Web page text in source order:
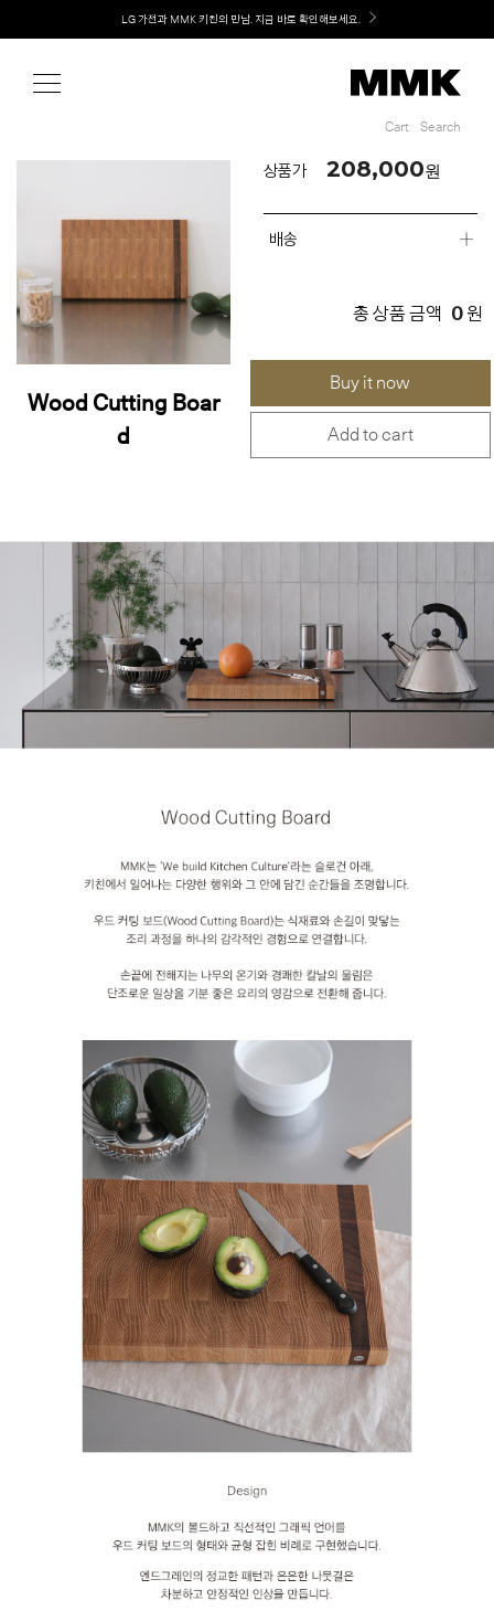
Welcome! 신규 회원가입 시 MMK Shop Coupon (총 60만원) 지급
Cart Search
Wood Cutting Boar
d
상품가 208,000원
배송
총 상품 금액 0 원
Buy it now
Add to cart